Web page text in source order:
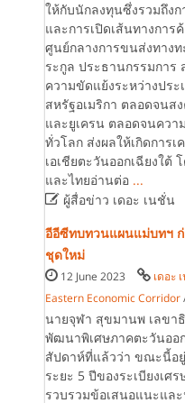
ให้กับนักลงทุนซึ่งรวมถึง
และการเปิดเส้นทางการ
ศูนย์กลางการขนส่งทาง
ระกูล ประธานกรรมการ
ความขัดแย้งระหว่างปร
สหรัฐอเมริกา ตลอดจนส
และยูเครน ตลอดจนควา
ทั่วโลก ส่งผลให้เกิดการ
เอเชียตะวันออกเฉียงใต้
และไทยอ่านต่อ ...
ผู้สื่อข่าว เดอะ เนชั่น
อีอีซีทบทวนแผนแม่บทฯ
ชุดใหม่
12 June 2023 เดอะ
Eastern Economic Corridor
นายจุฬา สุขมานพ เลขา
พัฒนาพิเศษภาคตะวันออ
สัปดาห์ที่แล้วว่า ขณะนี้อ
ระยะ 5 ปีของระเบียงเศ
รวบรวมข้อเสนอแนะแล